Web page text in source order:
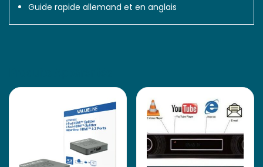
Guide rapide allemand et en anglais